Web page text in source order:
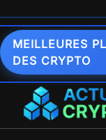
MEILLEURES
DES CRYPTO